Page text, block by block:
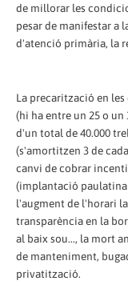
de millorar les
pesar de manifestar a
d'atenció primària, la
La precarització en
(hi ha entre un 25 o
d'un total de 40.000
(s'amortitzen 3 de
canvi de cobrar
(implantació paulatina
l'augment de l'horari
transparència en la
al baix sou..., la mort
de manteniment,
privatització.